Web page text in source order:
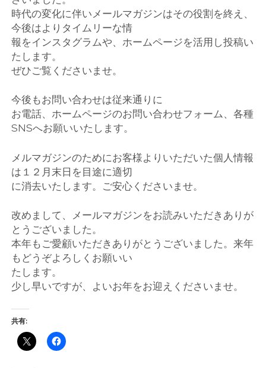
時代の変化に伴いメールマガジンはその役割を終え、
今後はよりタイムリーな情
報をインスタグラムや、ホームページを活用し投稿い
たします。
ぜひご覧くださいませ。
今後もお問い合わせは従来通りに
お電話、ホームページのお問い合わせフォーム、各種
SNSへお願いいたします。
メルマガジンのためにお客様よりいただいた個人情報
は１２月末日を目途に適切
に消去いたします。ご安心くださいませ。
改めまして、メールマガジンをお読みいただきありが
とうございました。
本年もご愛顧いただきありがとうございました。来年
もどうぞよろしくお願いい
たします。
少し早いですが、よいお年をお迎えくださいませ。
共有: